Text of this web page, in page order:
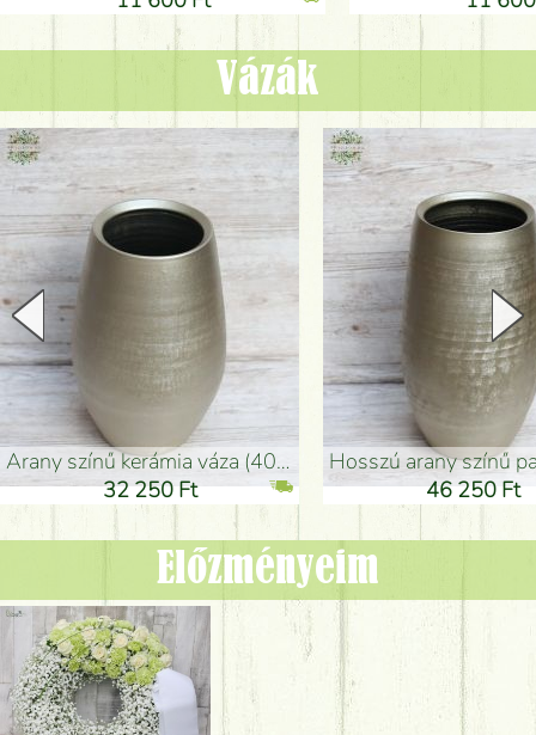
Vázák
arany színű kerámia váza (40x26cm)
32 250 Ft
hosszú arany színű
46 250 Ft
Előzményeim